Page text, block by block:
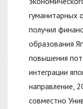
гуманитарных
получил
образования
повышения
интеграции
направление,
совместно